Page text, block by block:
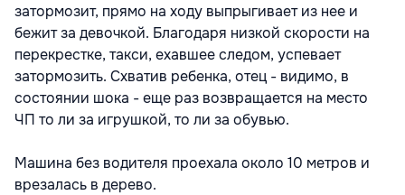
затормозит, прямо на ходу выпрыгивает из нее и
бежит за девочкой. Благодаря низкой скорости на
перекрестке, такси, ехавшее следом, успевает
затормозить. Схватив ребенка, отец - видимо, в
состоянии шока - еще раз возвращается на место
ЧП то ли за игрушкой, то ли за обувью.
Машина без водителя проехала около 10 метров и
врезалась в дерево.